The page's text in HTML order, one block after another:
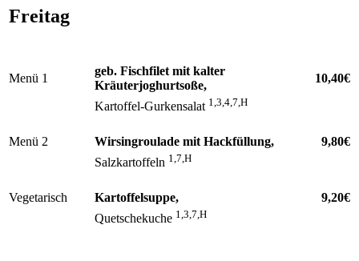
Freitag
Menü 1
geb. Fischfilet mit kalter
Kräuterjoghurtsoße,
10,40€
Kartoffel-Gurkensalat 1,3,4,7,H
Menü 2 Wirsingroulade mit Hackfüllung,
9,80€
Salzkartoffeln 1,7,H
Vegetarisch Kartoffelsuppe,
9,20€
Quetschekuche 1,3,7,H